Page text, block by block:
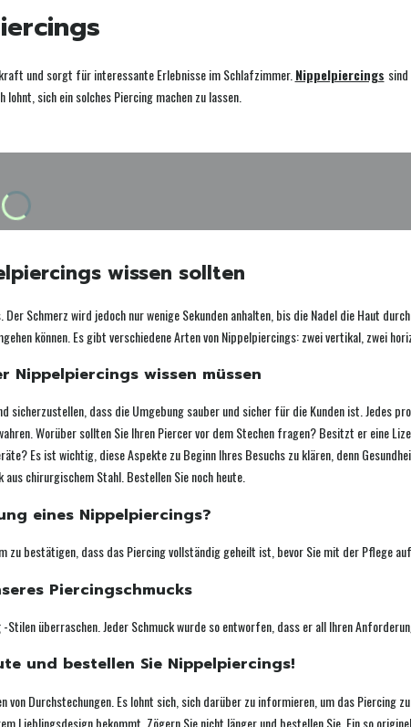
und sorgt für interessante Erlebnisse im Schlafzimmer. Nippelpiercings
sich ein solches Piercing machen zu lassen.
wissen sollten
Schmerz wird jedoch nur wenige Sekunden anhalten, bis die Nadel die Haut
können. Es gibt verschiedene Arten von Nippelpiercings: zwei vertikal, zwei
Nippelpiercings wissen müssen
dass die Umgebung sauber und sicher für die Kunden ist. Jedes
Worüber sollten Sie Ihren Piercer vor dem Stechen fragen? Besitzt er eine
Es ist wichtig, diese Aspekte zu Beginn Ihres Besuchs zu klären, denn
aus chirurgischem Stahl. Bestellen Sie noch heute.
eines Nippelpiercings?
zu bestätigen, dass das Piercing vollständig geheilt ist, bevor Sie mit der Pflege
Piercingschmucks
-Stilen überraschen. Jeder Schmuck wurde so entworfen, dass er all Ihren
und bestellen Sie Nippelpiercings!
Durchstechungen. Es lohnt sich, sich darüber zu informieren, um das Piercing
bekommt. Zögern Sie nicht länger und bestellen Sie. Ein so